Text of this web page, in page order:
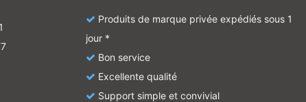
Produits de marque privée expédiés sous 1
jour *
Bon service
Excellente qualité
Support simple et convivial